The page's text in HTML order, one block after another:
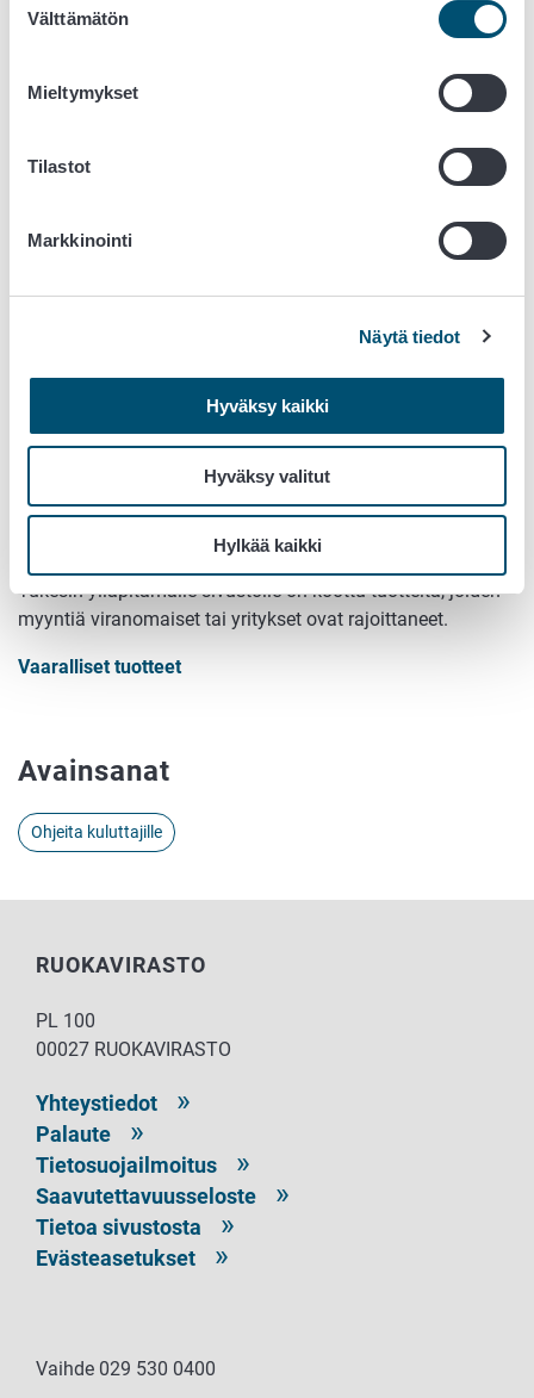
valinta
Välttämätön
Mieltymykset
Tilastot
Markkinointi
Näytä tiedot
Hyväksy kaikki
Hyväksy valitut
Hylkää kaikki
Tilaa takaisinvedot sähköpostiisi
Tilaa Ruokaviraston tiedotteita ja takaisinvetoja.
Löydä vaarallinen tai vaatimusten
vastainen tuote
Tukesin ylläpitämälle sivustolle on koottu tuotteita, joiden
myyntiä viranomaiset tai yritykset ovat rajoittaneet.
Vaaralliset tuotteet
Avainsanat
Ohjeita kuluttajille
RUOKAVIRASTO
PL 100
00027 RUOKAVIRASTO
Yhteystiedot
Palaute
Tietosuojailmoitus
Saavutettavuusseloste
Tietoa sivustosta
Evästeasetukset
Vaihde 029 530 0400